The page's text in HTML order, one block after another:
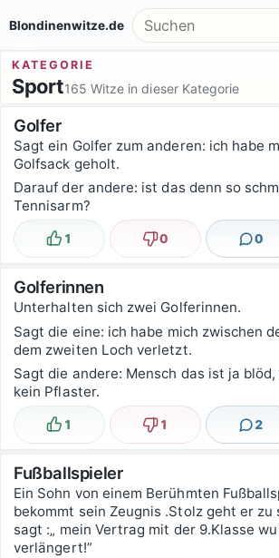
Blondinenwitze.de Suche nach:
KATEGORIE
Sport165 Witze in dieser Kategorie
Witzsortierung
Golfer
Sagt ein Golfer zum anderen: ich habe
Golfsack geholt.
Darauf der andere: ist das denn so
Tennisarm?
Lustig
1 Nicht lustig
0 0
Golferinnen
Unterhalten sich zwei Golferinnen.
Sagt die eine: ich habe mich zwischen
dem zweiten Loch verletzt.
Sagt die andere: Mensch das ist ja
kein Pflaster.
Lustig
1 Nicht lustig
1 2
Fußballspieler
Ein Sohn von einem Berühmten
bekommt sein Zeugnis .Stolz geht er zu
sagt :„ mein Vertrag mit der 9.Klasse
verlängert!”